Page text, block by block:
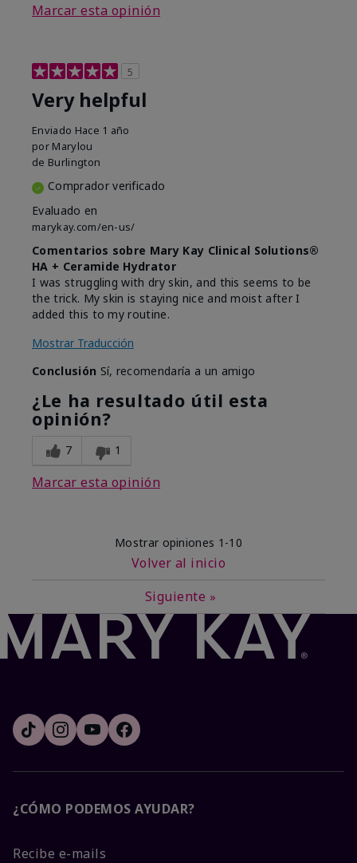
Marcar esta opinión
5
Very helpful
Enviado Hace 1 año
por Marylou
de Burlington
Comprador verificado
Evaluado en
marykay.com/en-us/
Comentarios sobre Mary Kay Clinical Solutions®
HA + Ceramide Hydrator
I was struggling with dry skin, and this seems to be
the trick. My skin is staying nice and moist after I
added this to my routine.
Mostrar Traducción
Conclusión Sí, recomendaría a un amigo
¿Le ha resultado útil esta
opinión?
7 1
Marcar esta opinión
Mostrar opiniones 1-10
Volver al inicio
Siguiente »
¿CÓMO PODEMOS AYUDAR?
Recibe e-mails